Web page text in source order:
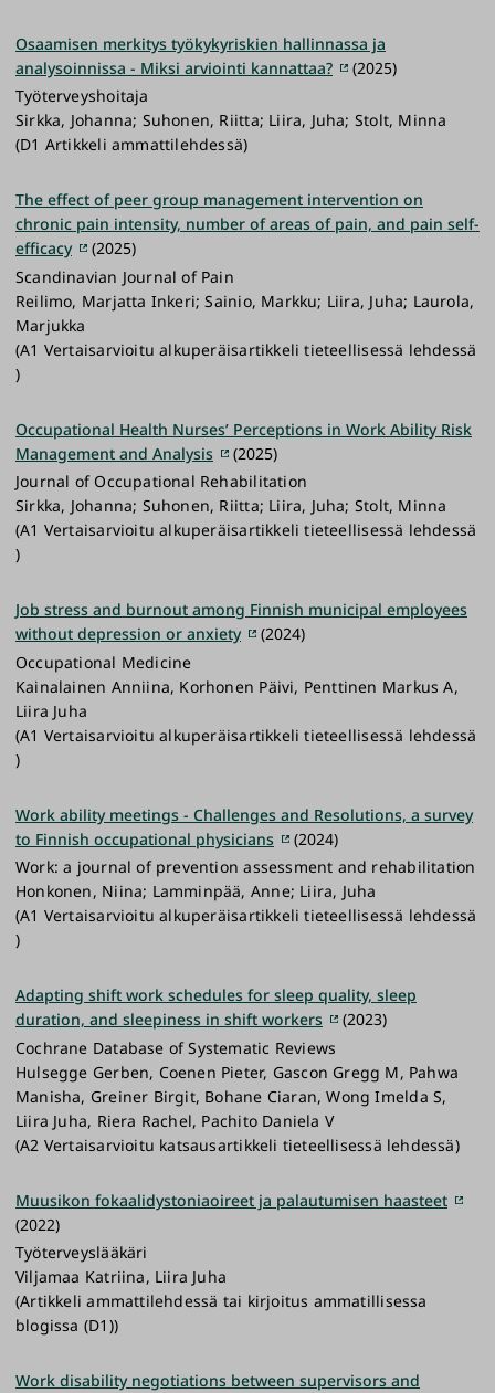
Osaamisen merkitys työkykyriskien hallinnassa ja
analysoinnissa - Miksi arviointi kannattaa?
(2025)
Työterveyshoitaja
Sirkka, Johanna; Suhonen, Riitta; Liira, Juha; Stolt, Minna
(D1 Artikkeli ammattilehdessä)
The effect of peer group management intervention on
chronic pain intensity, number of areas of pain, and pain self-
efficacy
(2025)
Scandinavian Journal of Pain
Reilimo, Marjatta Inkeri; Sainio, Markku; Liira, Juha; Laurola,
Marjukka
(A1 Vertaisarvioitu alkuperäisartikkeli tieteellisessä lehdessä
)
Occupational Health Nurses’ Perceptions in Work Ability Risk
Management and Analysis
(2025)
Journal of Occupational Rehabilitation
Sirkka, Johanna; Suhonen, Riitta; Liira, Juha; Stolt, Minna
(A1 Vertaisarvioitu alkuperäisartikkeli tieteellisessä lehdessä
)
Job stress and burnout among Finnish municipal employees
without depression or anxiety
(2024)
Occupational Medicine
Kainalainen Anniina, Korhonen Päivi, Penttinen Markus A,
Liira Juha
(A1 Vertaisarvioitu alkuperäisartikkeli tieteellisessä lehdessä
)
Work ability meetings - Challenges and Resolutions, a survey
to Finnish occupational physicians
(2024)
Work: a journal of prevention assessment and rehabilitation
Honkonen, Niina; Lamminpää, Anne; Liira, Juha
(A1 Vertaisarvioitu alkuperäisartikkeli tieteellisessä lehdessä
)
Adapting shift work schedules for sleep quality, sleep
duration, and sleepiness in shift workers
(2023)
Cochrane Database of Systematic Reviews
Hulsegge Gerben, Coenen Pieter, Gascon Gregg M, Pahwa
Manisha, Greiner Birgit, Bohane Ciaran, Wong Imelda S,
Liira Juha, Riera Rachel, Pachito Daniela V
(A2 Vertaisarvioitu katsausartikkeli tieteellisessä lehdessä)
Muusikon fokaalidystoniaoireet ja palautumisen haasteet
(2022)
Työterveyslääkäri
Viljamaa Katriina, Liira Juha
(Artikkeli ammattilehdessä tai kirjoitus ammatillisessa
blogissa (D1))
Work disability negotiations between supervisors and